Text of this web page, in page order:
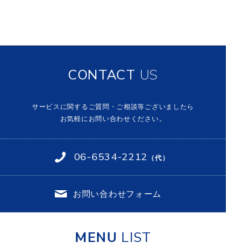
TOPICS
CONTACT US
CLOSE
CONTACT US
サービスに関するご質問・ご相談等ございましたら
お気軽にお問い合わせください。
06-6534-2212 （代）
お問い合わせフォーム
MENU LIST